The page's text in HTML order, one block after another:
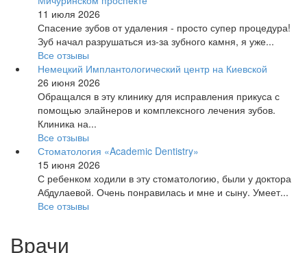
11 июля 2026
Спасение зубов от удаления - просто супер процедура!
Зуб начал разрушаться из-за зубного камня, я уже...
Все отзывы
Немецкий Имплантологический центр на Киевской
26 июня 2026
Обращался в эту клинику для исправления прикуса с
помощью элайнеров и комплексного лечения зубов.
Клиника на...
Все отзывы
Стоматология «Academic Dentistry»
15 июня 2026
С ребенком ходили в эту стоматологию, были у доктора
Абдулаевой. Очень понравилась и мне и сыну. Умеет...
Все отзывы
Врачи